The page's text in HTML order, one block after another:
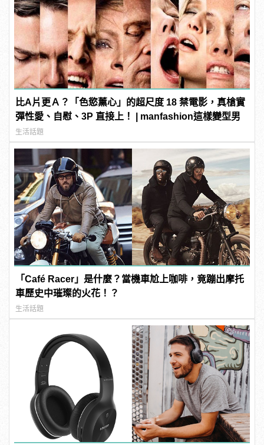
比A片更Ａ？「色慾薰心」的超尺度 18 禁電影，真槍實
彈性愛、自慰、3P 直接上！ | manfashion這樣變型男
生活話題
「Café Racer」是什麼？當機車尬上咖啡，竟蹦出摩托
車歷史中璀璨的火花！？
生活話題